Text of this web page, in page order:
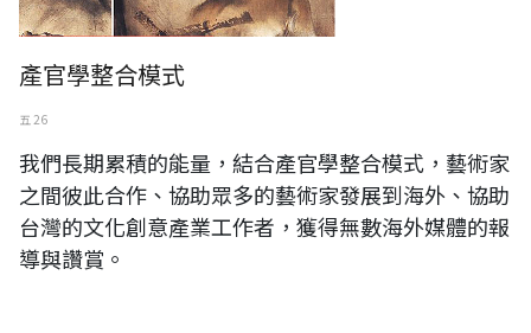
產官學整合模式
五 26
我們長期累積的能量，結合產官學整合模式，藝術家
之間彼此合作、協助眾多的藝術家發展到海外、協助
台灣的文化創意產業工作者，獲得無數海外媒體的報
導與讚賞。